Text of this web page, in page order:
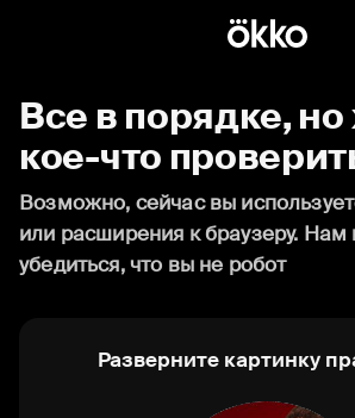
Все в порядке, но
кое-что
Возможно, сейчас вы
или расширения к браузеру. Нам
убедиться, что вы не робот
Разверните картинку